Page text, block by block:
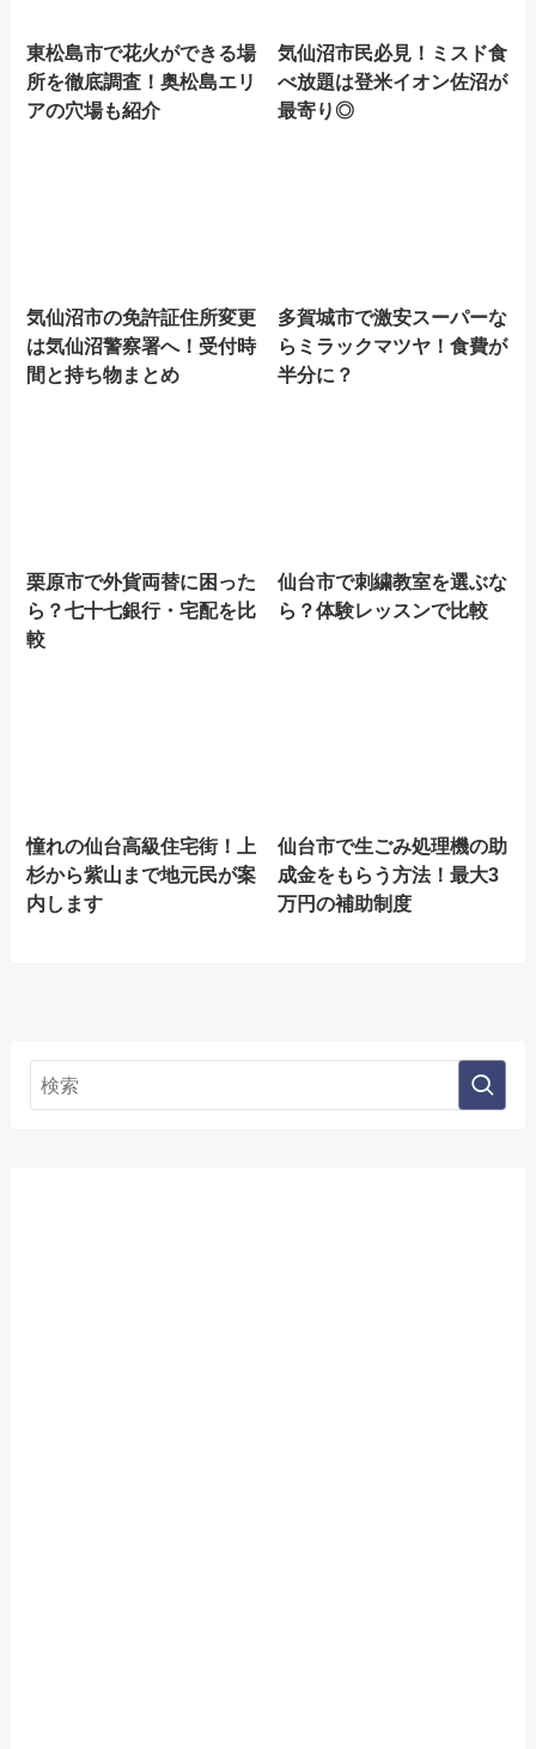
東松島市で花火ができる場
所を徹底調査！奥松島エリ
アの穴場も紹介
気仙沼市民必見！ミスド食
べ放題は登米イオン佐沼が
最寄り◎
気仙沼市の免許証住所変更
は気仙沼警察署へ！受付時
間と持ち物まとめ
多賀城市で激安スーパーな
らミラックマツヤ！食費が
半分に？
栗原市で外貨両替に困った
ら？七十七銀行・宅配を比
較
仙台市で刺繍教室を選ぶな
ら？体験レッスンで比較
憧れの仙台高級住宅街！上
杉から紫山まで地元民が案
内します
仙台市で生ごみ処理機の助
成金をもらう方法！最大3
万円の補助制度